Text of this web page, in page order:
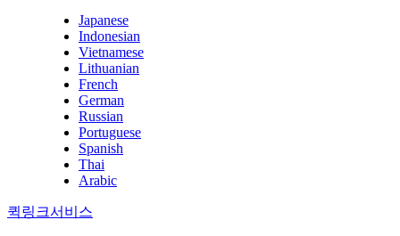
Japanese
Indonesian
Vietnamese
Lithuanian
French
German
Russian
Portuguese
Spanish
Thai
Arabic
퀵링크서비스